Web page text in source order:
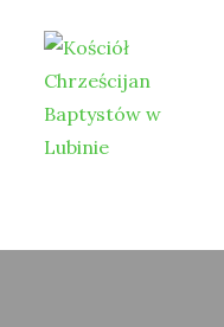
content